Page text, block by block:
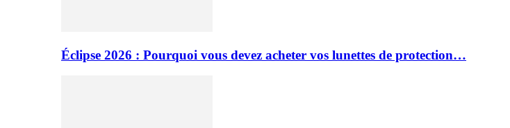
Éclipse 2026 : Pourquoi vous devez acheter vos lunettes de protection…